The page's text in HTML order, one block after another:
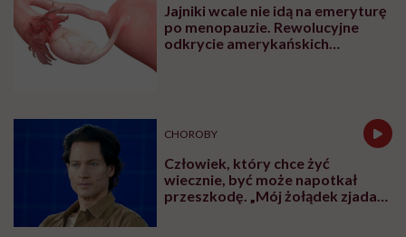
Jajniki wcale nie idą na emeryturę
po menopauzie. Rewolucyjne
odkrycie amerykańskich
CHOROBY
Człowiek, który chce żyć
wiecznie, być może napotkał
przeszkodę. „Mój żołądek zjada